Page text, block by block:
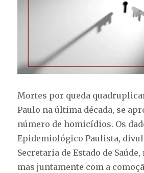
Mortes por queda
Paulo na última década, se
número de homicídios. Os
Epidemiológico Paulista,
Secretaria de Estado de
mas juntamente com a